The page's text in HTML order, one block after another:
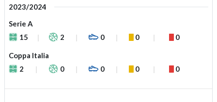
2023/2024
Serie A
15
2 0 0 0
Coppa Italia
2
0 0 0 0